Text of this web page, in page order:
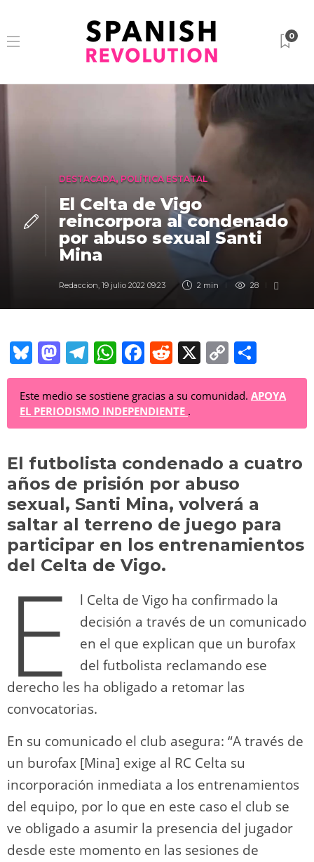
0
DESTACADA, POLÍTICA ESTATAL
El Celta de Vigo
reincorpora al condenado
por abuso sexual Santi
Mina
Redaccion, 19 julio 2022 09:23 2 min 28
Bl
u
e
sk
y
M
a
st
o
d
o
n
T
el
e
gr
a
m
W
h
at
s
A
p
p
F
a
c
e
b
o
o
k
R
e
d
di
t
X
C
o
p
y
Li
n
k
o
m
p
ar
tir
Este medio se sostiene gracias a su comunidad. APOYA
EL PERIODISMO INDEPENDIENTE .
El futbolista condenado a cuatro
años de prisión por abuso
sexual, Santi Mina, volverá a
saltar al terreno de juego para
participar en los entrenamientos
del Celta de Vigo.
E
l Celta de Vigo ha confirmado la
decisión a través de un comunicado
en el que explican que un burofax
del futbolista reclamando ese
derecho les ha obligado a retomar las
convocatorias.
En su comunicado el club asegura: “A través de
un burofax [Mina] exige al RC Celta su
incorporación inmediata a los entrenamientos
del equipo, por lo que en este caso el club se
ve obligado a asumir la presencia del jugador
desde este momento en las sesiones de